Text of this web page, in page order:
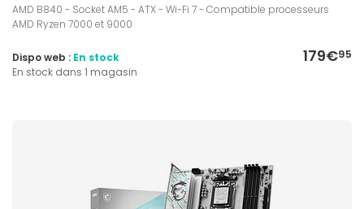
AMD B840 - Socket AM5 - ATX - Wi-Fi 7 - Compatible processeurs
AMD Ryzen 7000 et 9000
179€95
Dispo web : En stock
En stock dans 1 magasin